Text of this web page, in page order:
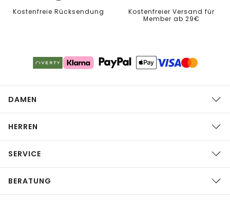
Kostenfreie Rücksendung
Kostenfreier Versand für
Member ab 29€
DAMEN
HERREN
SERVICE
BERATUNG